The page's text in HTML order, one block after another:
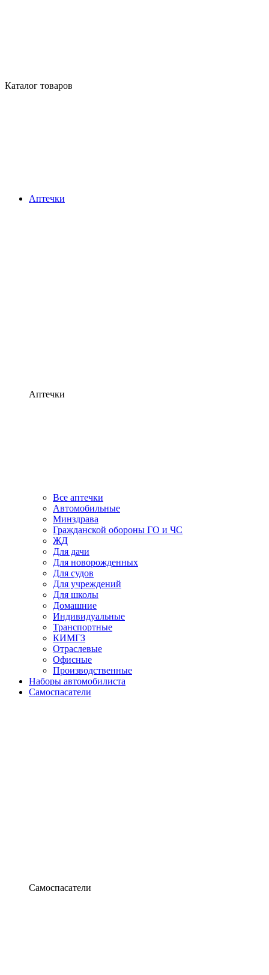
Каталог товаров
Аптечки
Аптечки
Все аптечки
Автомобильные
Минздрава
Гражданской обороны ГО и ЧС
ЖД
Для дачи
Для новорожденных
Для судов
Для учреждений
Для школы
Домашние
Индивидуальные
Транспортные
КИМГЗ
Отраслевые
Офисные
Производственные
Наборы автомобилиста
Самоспасатели
Самоспасатели